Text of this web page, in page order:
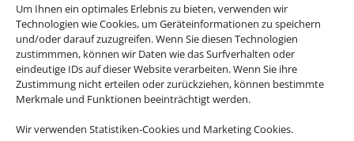
Um Ihnen ein optimales Erlebnis zu bieten, verwenden wir
Technologien wie Cookies, um Geräteinformationen zu speichern
und/oder darauf zuzugreifen. Wenn Sie diesen Technologien
zustimmmen, können wir Daten wie das Surfverhalten oder
eindeutige IDs auf dieser Website verarbeiten. Wenn Sie ihre
Zustimmung nicht erteilen oder zurückziehen, können bestimmte
Merkmale und Funktionen beeinträchtigt werden.
Wir verwenden Statistiken-Cookies und Marketing Cookies.
Die Abwicklung der Buchung übernimmt Schmetterling
International GmbH & Co.KG im Auftrag des Webseiteninhabers.